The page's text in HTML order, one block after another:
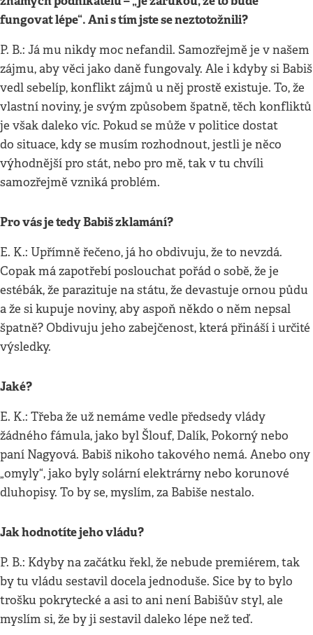
fungovat lépe“. Ani s tím jste se neztotožnili?
P. B.: Já mu nikdy moc nefandil. Samozřejmě je v našem
zájmu, aby věci jako daně fungovaly. Ale i kdyby si Babiš
vedl sebelíp, konflikt zájmů u něj prostě existuje. To, že
vlastní noviny, je svým způsobem špatně, těch konfliktů
je však daleko víc. Pokud se může v politice dostat
do situace, kdy se musím rozhodnout, jestli je něco
výhodnější pro stát, nebo pro mě, tak v tu chvíli
samozřejmě vzniká problém.
Pro vás je tedy Babiš zklamání?
E. K.: Upřímně řečeno, já ho obdivuju, že to nevzdá.
Copak má zapotřebí poslouchat pořád o sobě, že je
estébák, že parazituje na státu, že devastuje ornou půdu
a že si kupuje noviny, aby aspoň někdo o něm nepsal
špatně? Obdivuju jeho zabejčenost, která přináší i určité
výsledky.
Jaké?
E. K.: Třeba že už nemáme vedle předsedy vlády
žádného fámula, jako byl Šlouf, Dalík, Pokorný nebo
paní Nagyová. Babiš nikoho takového nemá. Anebo ony
„omyly“, jako byly solární elektrárny nebo korunové
dluhopisy. To by se, myslím, za Babiše nestalo.
Jak hodnotíte jeho vládu?
P. B.: Kdyby na začátku řekl, že nebude premiérem, tak
by tu vládu sestavil docela jednoduše. Sice by to bylo
trošku pokrytecké a asi to ani není Babišův styl, ale
myslím si, že by ji sestavil daleko lépe než teď.